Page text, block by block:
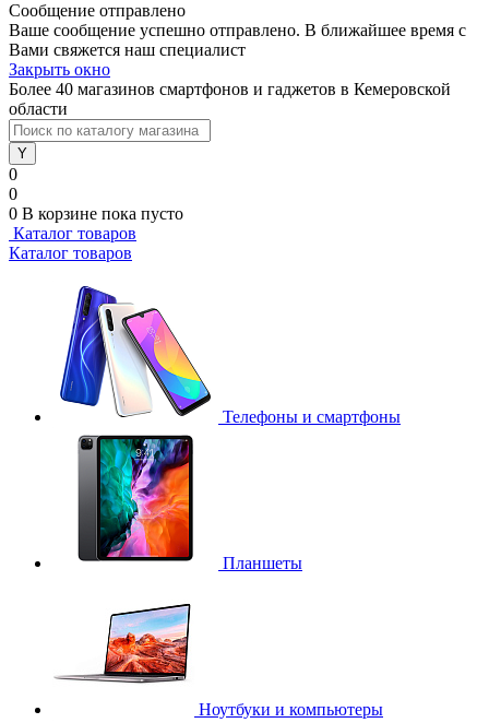
Сообщение отправлено
Ваше сообщение успешно отправлено. В ближайшее время с
Вами свяжется наш специалист
Закрыть окно
Более 40 магазинов смартфонов и гаджетов в Кемеровской
области
0
0
0 В корзине пока пусто
Каталог товаров
Каталог товаров
Телефоны и смартфоны
Планшеты
Ноутбуки и компьютеры